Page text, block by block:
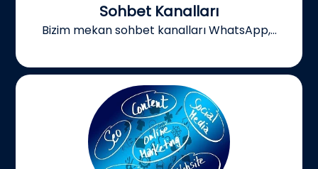
Sohbet Kanalları
Bizim mekan sohbet kanalları WhatsApp,...